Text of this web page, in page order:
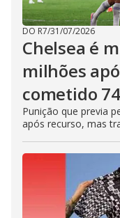
DO R7/31/07/2026
Chelsea é
milhões
cometido
Punição que previa
após recurso, mas